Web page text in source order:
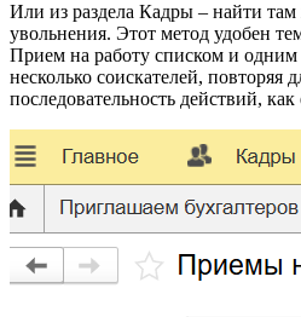
Или из раздела Кадры – найти
увольнения. Этот метод удобен
Пpием на pаботу списком и
несколько соискателей, повторяя
последовательность действий,